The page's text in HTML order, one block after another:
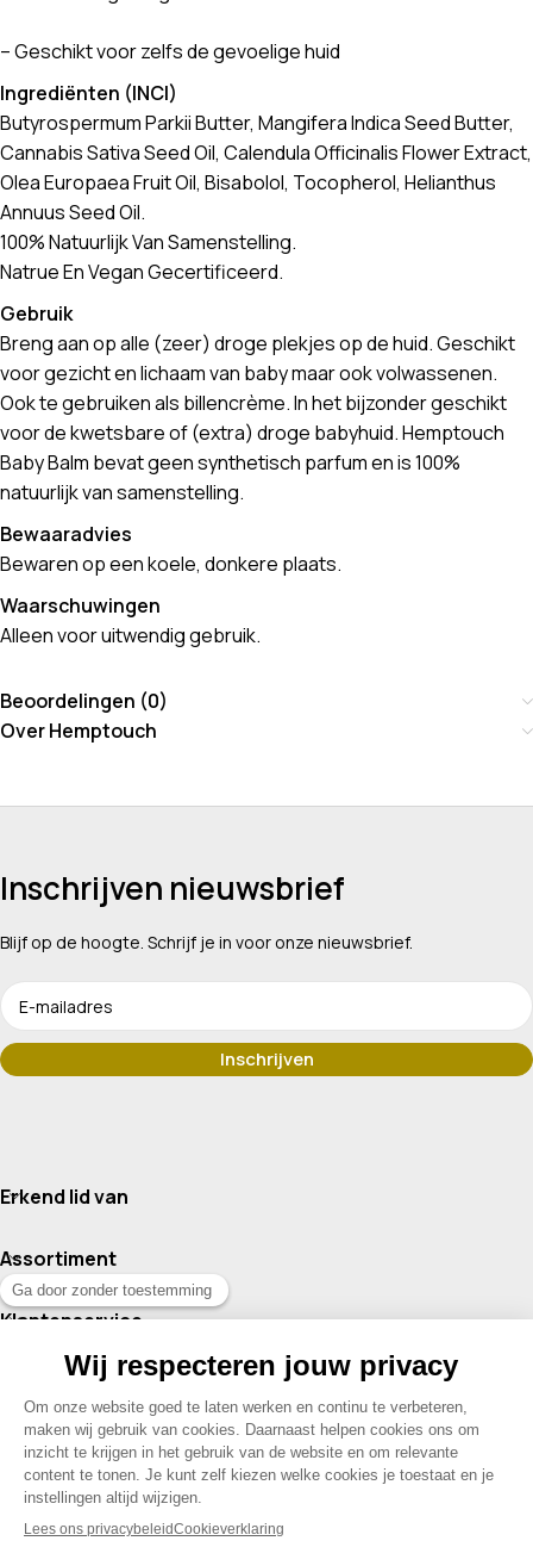
– Geschikt voor zelfs de gevoelige huid
Ingrediënten (INCI)
Butyrospermum Parkii Butter, Mangifera Indica Seed Butter,
Cannabis Sativa Seed Oil, Calendula Officinalis Flower Extract,
Olea Europaea Fruit Oil, Bisabolol, Tocopherol, Helianthus
Annuus Seed Oil.
100% Natuurlijk Van Samenstelling.
Natrue En Vegan Gecertificeerd.
Gebruik
Breng aan op alle (zeer) droge plekjes op de huid. Geschikt
voor gezicht en lichaam van baby maar ook volwassenen.
Ook te gebruiken als billencrème. In het bijzonder geschikt
voor de kwetsbare of (extra) droge babyhuid. Hemptouch
Baby Balm bevat geen synthetisch parfum en is 100%
natuurlijk van samenstelling.
Bewaaradvies
Bewaren op een koele, donkere plaats.
Waarschuwingen
Alleen voor uitwendig gebruik.
Beoordelingen (0)
Over Hemptouch
Inschrijven nieuwsbrief
Blijf op de hoogte. Schrijf je in voor onze nieuwsbrief.
Erkend lid van
Assortiment
Klantenservice
Contact
© 2026 Drogisterij Het Geheim | Alle rechten voorbehouden |
Webdesign en hosting door Madoo|Sitemap